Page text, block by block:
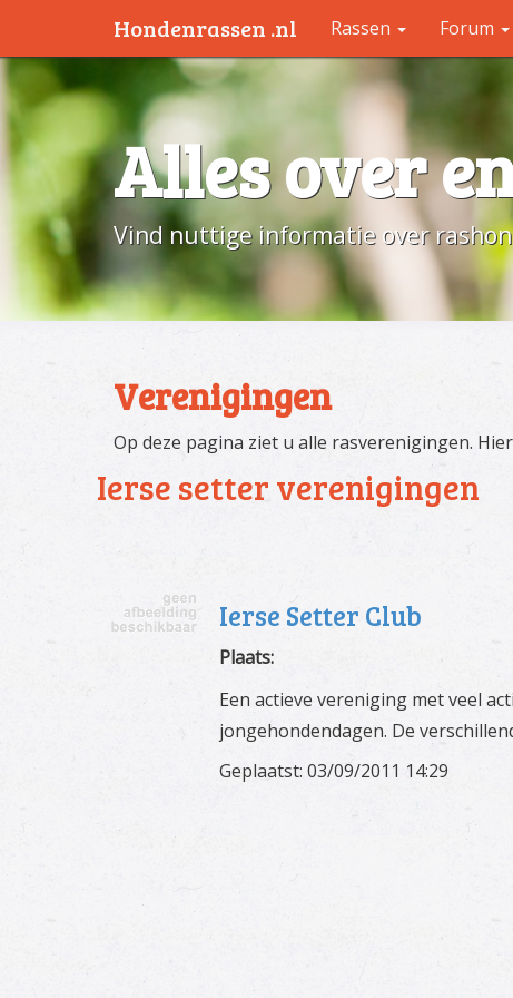
Alles over
Vind nuttige informatie over
Verenigingen
Op deze pagina ziet u alle rasverenigingen.
Ierse setter verenigingen
Ierse Setter Club
Plaats:
Een actieve vereniging met veel
jongehondendagen. De
Geplaatst: 03/09/2011 14:29
Hondenrassen .nl Rassen Forum